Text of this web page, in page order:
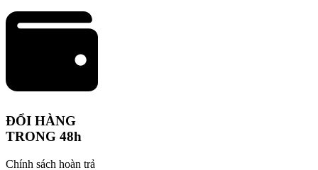
ĐỔI HÀNG
TRONG 48h
Chính sách hoàn trả